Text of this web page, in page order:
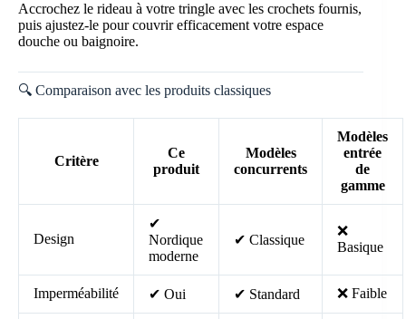
Accrochez le rideau à votre tringle avec les crochets fournis,
puis ajustez-le pour couvrir efficacement votre espace
douche ou baignoire.
🔍 Comparaison avec les produits classiques
Critère
Ce
produit
Modèles
concurrents
Modèles
entrée
de
gamme
Design
✔
Nordique
moderne
✔ Classique
❌
Basique
Imperméabilité ✔ Oui ✔ Standard ❌ Faible